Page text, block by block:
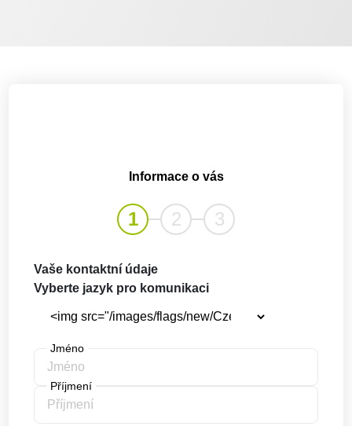
Informace o vás
1 2 3
Vaše kontaktní údaje
Vyberte jazyk pro komunikaci
Jméno
Příjmení